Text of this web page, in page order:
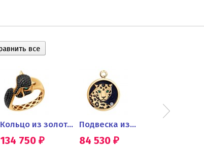
Кольцо из золота с...
134 750 ₽
Подвеска из...
84 530 ₽